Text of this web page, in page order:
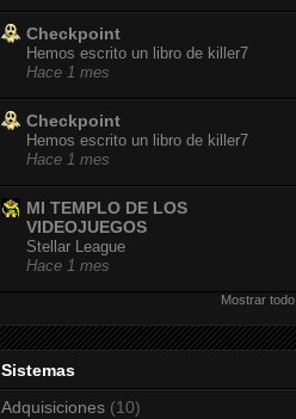
Checkpoint
Hemos escrito un libro de killer7
Hace 1 mes
Checkpoint
Hemos escrito un libro de killer7
Hace 1 mes
MI TEMPLO DE LOS
VIDEOJUEGOS
Stellar League
Hace 1 mes
Mostrar todo
Sistemas
Adquisiciones (10)